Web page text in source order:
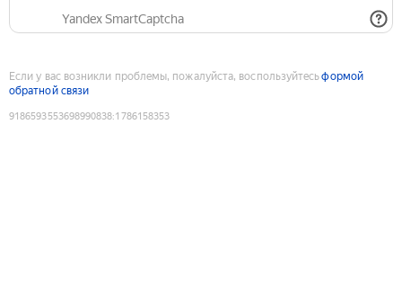
Yandex SmartCaptcha
Если у вас возникли проблемы, пожалуйста, воспользуйтесьформой
обратной связи
9186593553698990838:1786158353